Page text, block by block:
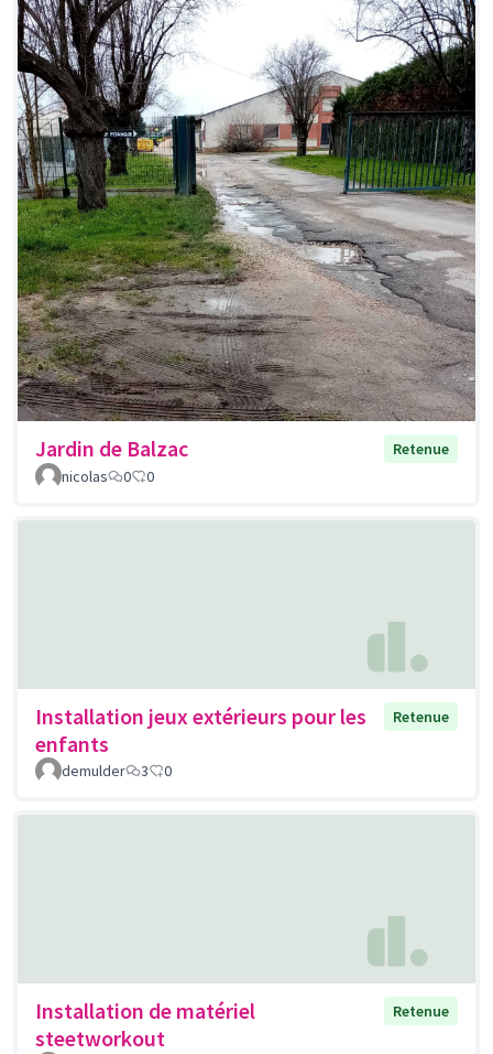
Jardin de Balzac
Retenue
nicolas
0 0
Installation jeux extérieurs pour les
enfants
Retenue
demulder 3 0
Installation de matériel
steetworkout
Retenue